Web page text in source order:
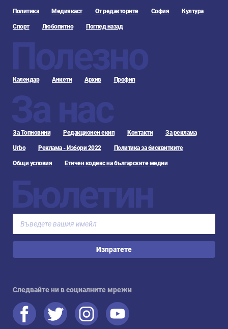
Политика Медиякаст От редакторите София Култура
Спорт Любопитно Поглед назад
Полезно
Календар Анкети Архив Профил
За нас
За Топновини Редакционен екип Контакти За реклама
Urbo Реклама - Избори 2022 Политика за бисквитките
Общи условия Етичен кодекс на българските медии
Бюлетин
Изпратете
Следвайте ни в социалните мрежи